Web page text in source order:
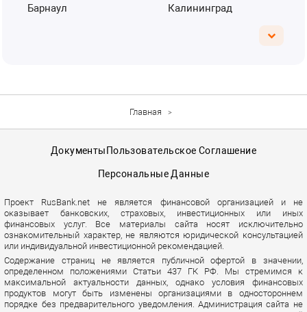
Барнаул
Калининград
Главная
Документы Пользовательское Соглашение
Персональные Данные
Проект RusBank.net не является финансовой организацией и не
оказывает банковских, страховых, инвестиционных или иных
финансовых услуг. Все материалы сайта носят исключительно
ознакомительный характер, не являются юридической консультацией
или индивидуальной инвестиционной рекомендацией.
Содержание страниц не является публичной офертой в значении,
определенном положениями Статьи 437 ГК РФ. Мы стремимся к
максимальной актуальности данных, однако условия финансовых
продуктов могут быть изменены организациями в одностороннем
порядке без предварительного уведомления. Администрация сайта не